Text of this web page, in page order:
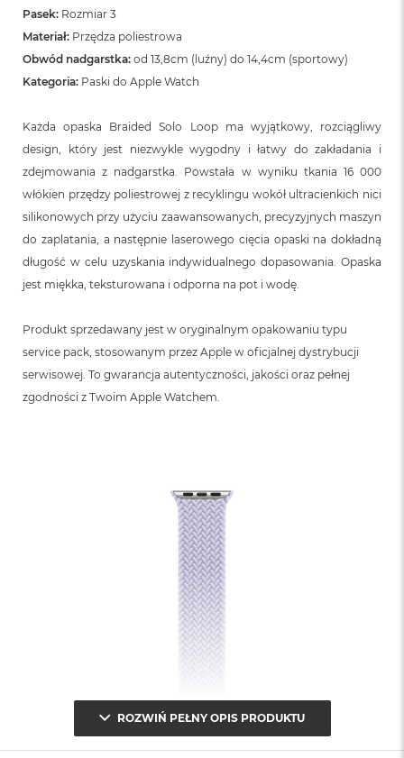
Pasek: Rozmiar 3
Materiał: Przędza poliestrowa
Obwód nadgarstka: od 13,8cm (luźny) do 14,4cm (sportowy)
Kategoria: Paski do Apple Watch
Każda opaska Braided Solo Loop ma wyjątkowy, rozciągliwy
design, który jest niezwykle wygodny i łatwy do zakładania i
zdejmowania z nadgarstka. Powstała w wyniku tkania 16 000
włókien przędzy poliestrowej z recyklingu wokół ultracienkich nici
silikonowych przy użyciu zaawansowanych, precyzyjnych maszyn
do zaplatania, a następnie laserowego cięcia opaski na dokładną
długość w celu uzyskania indywidualnego dopasowania. Opaska
jest miękka, teksturowana i odporna na pot i wodę.
Produkt sprzedawany jest w oryginalnym opakowaniu typu
service pack, stosowanym przez Apple w oficjalnej dystrybucji
serwisowej. To gwarancja autentyczności, jakości oraz pełnej
zgodności z Twoim Apple Watchem.
ROZWIŃ PEŁNY OPIS PRODUKTU